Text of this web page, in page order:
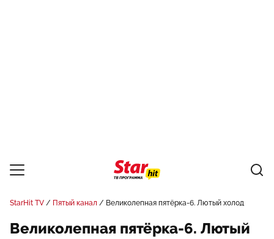
StarHit TV Пятый канал Великолепная пятёрка-6. Лютый холод
Великолепная пятёрка-6. Лютый